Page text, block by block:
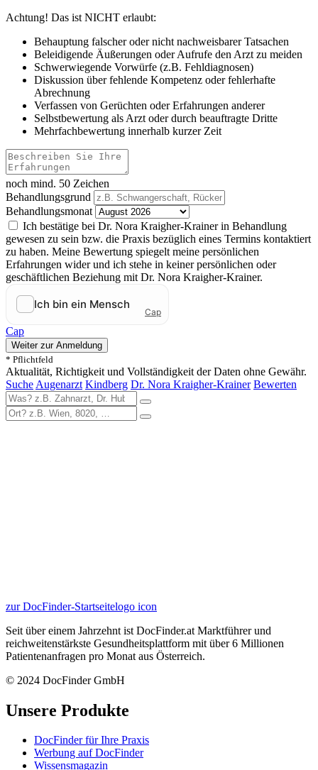
Achtung! Das ist NICHT erlaubt:
Behauptung falscher oder nicht nachweisbarer Tatsachen
Beleidigende Äußerungen oder Aufrufe den Arzt zu meiden
Schwerwiegende Vorwürfe (z.B. Fehldiagnosen)
Diskussion über fehlende Kompetenz oder fehlerhafte
Abrechnung
Verfassen von Gerüchten oder Erfahrungen anderer
Selbstbewertung als Arzt oder durch beauftragte Dritte
Mehrfachbewertung innerhalb kurzer Zeit
noch mind. 50 Zeichen
Behandlungsgrund
Behandlungsmonat
Ich bestätige bei Dr. Nora Kraigher-Krainer in Behandlung
gewesen zu sein bzw. die Praxis bezüglich eines Termins kontaktiert
zu haben. Meine Bewertung spiegelt meine persönlichen
Erfahrungen wider und ich stehe in keiner persönlichen oder
geschäftlichen Beziehung mit Dr. Nora Kraigher-Krainer.
Cap
Weiter zur Anmeldung
* Pflichtfeld
Aktualität, Richtigkeit und Vollständigkeit der Daten ohne Gewähr.
Suche Augenarzt Kindberg Dr. Nora Kraigher-Krainer Bewerten
zur DocFinder-Startseitelogo icon
Seit über einem Jahrzehnt ist DocFinder.at Marktführer und
reichweitenstärkste Gesundheitsplattform mit über 6 Millionen
Patientenanfragen pro Monat aus Österreich.
© 2024 DocFinder GmbH
Unsere Produkte
DocFinder für Ihre Praxis
Werbung auf DocFinder
Wissensmagazin